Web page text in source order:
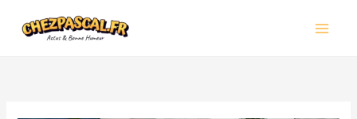
contenu